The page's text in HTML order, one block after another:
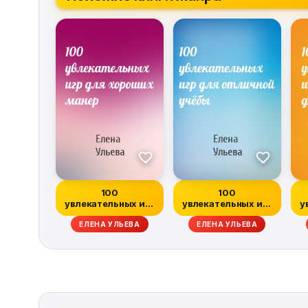
100
увлекательных игр
для хороших
манер
ЕЛЕНА УЛЬЕВА
100
увлекательных игр
для отличной
учёбы
ЕЛЕНА УЛЬЕВА